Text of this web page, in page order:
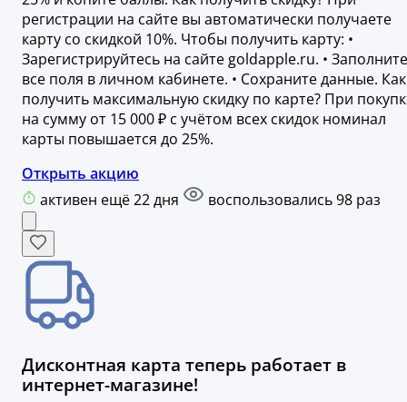
регистрации на сайте вы автоматически получаете
карту со скидкой 10%. Чтобы получить карту: •
Зарегистрируйтесь на сайте goldapple.ru. • Заполните
все поля в личном кабинете. • Сохраните данные. Как
получить максимальную скидку по карте? При
на сумму от 15 000 ₽ с учётом всех скидок номинал
карты повышается до 25%.
Открыть акцию
активен ещё 22 дня
воспользовались 98 раз
Дисконтная карта теперь работает в
интернет-магазине!